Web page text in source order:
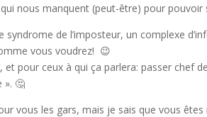
nous manquent (peut-être) pour pouvoir
syndrome de l’imposteur, un complexe
vous voudrez! 😉
pour ceux à qui ça parlera: passer chef
». 🤔
vous les gars, mais je sais que vous